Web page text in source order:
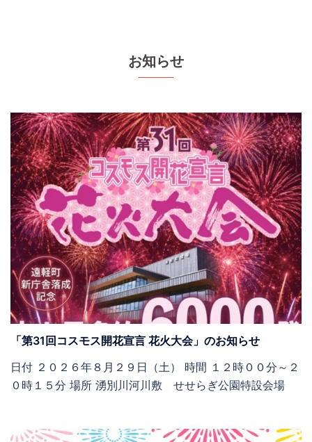
お知らせ
「第31回コスモス開花宣言 花火大会」のお知らせ
日付 ２０２６年８月２９日（土） 時間 １２時００分～２
０時１５分 場所 湧別川河川敷 せせらぎ公園特設会場